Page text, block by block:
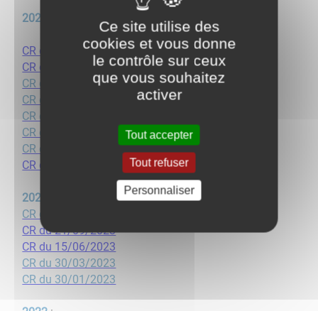
2024
CR du 17/12/2024
CR du 21/10/2024
CR du 24/06/2024
CR du 29/04/2024
​​​​​​​CR du 25/03/2024
​​​​​​​CR du 29/02/2024
​​​​​​​​​​​​​​CR du 29/01/2024
​​​​​​​CR du 18/01/2024
2023
​​​​​​​CR du 07/11/2023
CR du 21/09/2023
CR du 15/06/2023
CR du 30/03/2023
CR du 30/01/2023
Ce site utilise des
cookies et vous donne
le contrôle sur ceux
que vous souhaitez
activer
Tout accepter
Tout refuser
Personnaliser